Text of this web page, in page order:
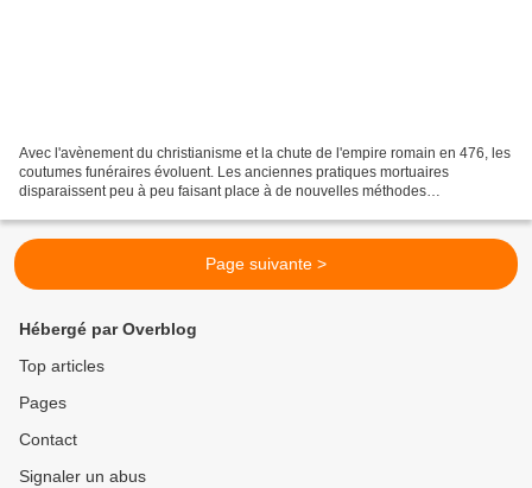
Avec l'avènement du christianisme et la chute de l'empire romain en 476, les
coutumes funéraires évoluent. Les anciennes pratiques mortuaires
disparaissent peu à peu faisant place à de nouvelles méthodes
Page suivante >
Hébergé par Overblog
Top articles
Pages
Contact
Signaler un abus